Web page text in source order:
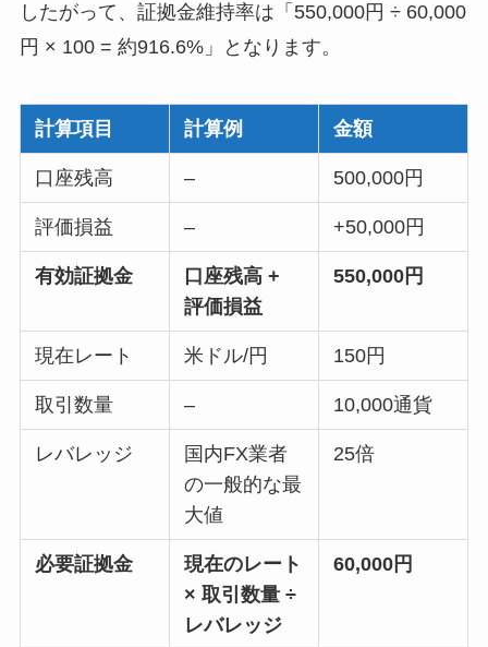
したがって、証拠金維持率は「550,000円 ÷ 60,000
円 × 100 = 約916.6%」となります。
計算項目 計算例 金額
口座残高 – 500,000円
評価損益 – +50,000円
有効証拠金
口座残高 +
評価損益
550,000円
現在レート 米ドル/円 150円
取引数量 – 10,000通貨
レバレッジ
国内FX業者
の一般的な最
大値
25倍
必要証拠金
現在のレート
× 取引数量 ÷
レバレッジ
60,000円